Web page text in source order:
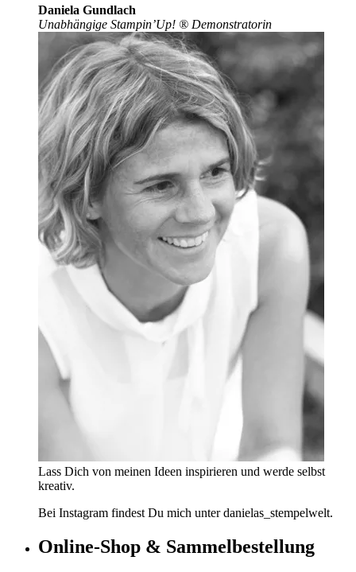
Daniela Gundlach
Unabhängige Stampin’Up! ® Demonstratorin
Lass Dich von meinen Ideen inspirieren und werde selbst
kreativ.
Bei Instagram findest Du mich unter danielas_stempelwelt.
Online-Shop & Sammelbestellung